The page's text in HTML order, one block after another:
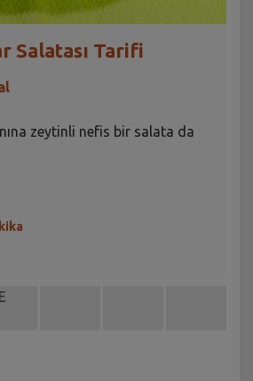
Salatası Tarifi
zeytinli nefis bir salata da